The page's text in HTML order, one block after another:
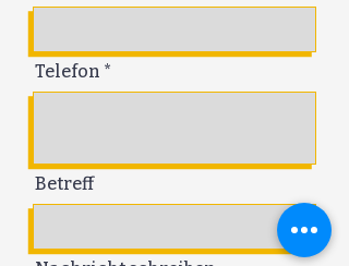
Telefon
Betreff